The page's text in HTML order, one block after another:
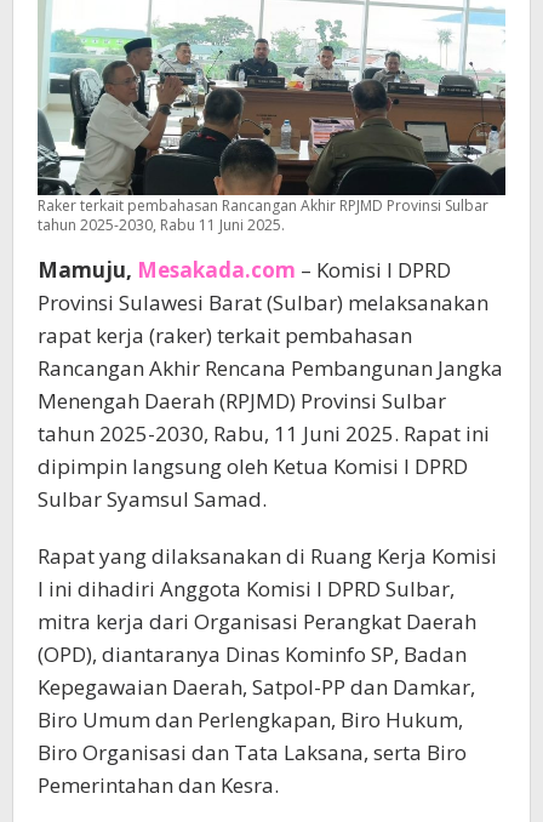
Raker terkait pembahasan Rancangan Akhir RPJMD Provinsi Sulbar
tahun 2025-2030, Rabu 11 Juni 2025.
Mamuju, Mesakada.com – Komisi I DPRD
Provinsi Sulawesi Barat (Sulbar) melaksanakan
rapat kerja (raker) terkait pembahasan
Rancangan Akhir Rencana Pembangunan Jangka
Menengah Daerah (RPJMD) Provinsi Sulbar
tahun 2025-2030, Rabu, 11 Juni 2025. Rapat ini
dipimpin langsung oleh Ketua Komisi I DPRD
Sulbar Syamsul Samad.
Rapat yang dilaksanakan di Ruang Kerja Komisi
I ini dihadiri Anggota Komisi I DPRD Sulbar,
mitra kerja dari Organisasi Perangkat Daerah
(OPD), diantaranya Dinas Kominfo SP, Badan
Kepegawaian Daerah, Satpol-PP dan Damkar,
Biro Umum dan Perlengkapan, Biro Hukum,
Biro Organisasi dan Tata Laksana, serta Biro
Pemerintahan dan Kesra.